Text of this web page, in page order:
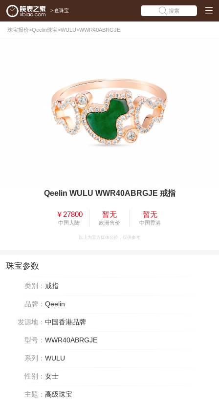
> 查珠宝 搜索
珠宝报价>Qeelin珠宝>WULU>WWR40ABRGJE
Qeelin WULU WWR40ABRGJE 戒指
￥27800
中国大陆
暂无
欧洲售价
暂无
中国香港
以上为官方媒体公价，仅供参考
珠宝参数
类别： 戒指
品牌： Qeelin
发源地： 中国香港品牌
型号： WWR40ABRGJE
系列： WULU
性别： 女士
主题： 高级珠宝